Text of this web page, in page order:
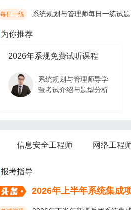
每日一练 系统规划与管理师每日一练试题
为你推荐
2026年系规免费试听课程
系统规划与管理师导学
暨考试介绍与题型分析
系统规划与管理师导学
信息安全工程师 网络工程
报考指导